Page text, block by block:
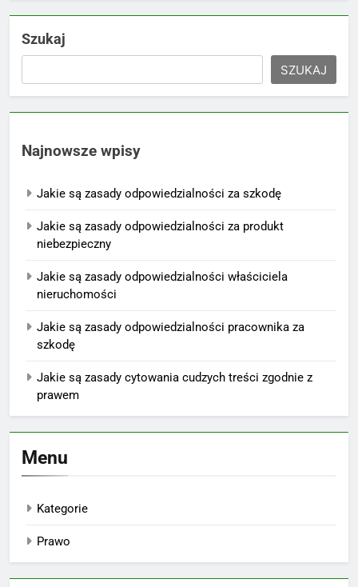
Szukaj
SZUKAJ
Najnowsze wpisy
Jakie są zasady odpowiedzialności za szkodę
Jakie są zasady odpowiedzialności za produkt
niebezpieczny
Jakie są zasady odpowiedzialności właściciela
nieruchomości
Jakie są zasady odpowiedzialności pracownika za
szkodę
Jakie są zasady cytowania cudzych treści zgodnie z
prawem
Menu
Kategorie
Prawo